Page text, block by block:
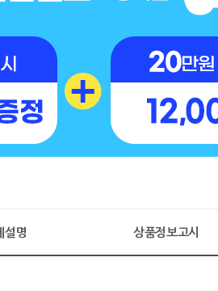
설명 상품정보고시